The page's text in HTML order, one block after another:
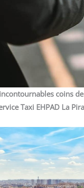
coins de
Taxi EHPAD La